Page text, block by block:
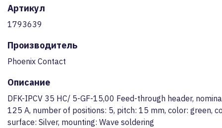
Артикул
1793639
Производитель
Phoenix Contact
Описание
DFK-IPCV 35 HC/ 5-GF-15,00 Feed-through header,
125 A, number of positions: 5, pitch: 15 mm, color: green,
surface: Silver, mounting: Wave soldering